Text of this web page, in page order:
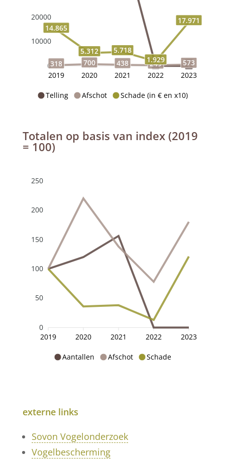
Telling Afschot Schade (in € en x10)
20000
10000
0 0 0
318 700 438 249 573
14.865
5.312
5.718
1.929
17.971
2019 2020 2021 2022 2023
Totalen op basis van index (2019
= 100)
Aantallen Afschot Schade
250
200
150
100
50
0
2019
2020 2021 2022 2023
externe links
Sovon Vogelonderzoek
Vogelbescherming